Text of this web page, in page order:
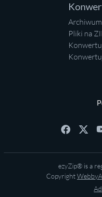
Pliki na
ezyZip® is a
Copyright